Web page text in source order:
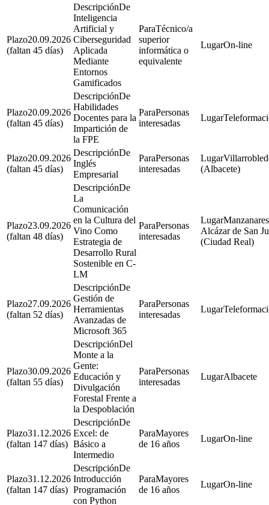
20.09.2026
(faltan 45 días)
De
Inteligencia
Artificial y
Ciberseguridad
Aplicada
Mediante
Entornos
Gamificados
Técnico/a
superior
informática o
equivalente
On-line
20.09.2026
(faltan 45 días)
De
Habilidades
Docentes para la
Impartición de
la FPE
Personas
interesadas
20.09.2026
(faltan 45 días)
De
Inglés
Empresarial
Personas
interesadas
(Albacete)
23.09.2026
(faltan 48 días)
De
La
Comunicación
en la Cultura del
Vino Como
Estrategia de
Desarrollo Rural
Sostenible en C-
LM
Personas
interesadas
Alcázar de San
(Ciudad Real)
27.09.2026
(faltan 52 días)
De
Gestión de
Herramientas
Avanzadas de
Microsoft 365
Personas
interesadas
30.09.2026
(faltan 55 días)
Del
Monte a la
Gente:
Educación y
Divulgación
Forestal Frente a
la Despoblación
Personas
interesadas
Albacete
31.12.2026
(faltan 147 días)
De
Excel: de
Básico a
Intermedio
Mayores
de 16 años
On-line
31.12.2026
(faltan 147 días)
De
Introducción
Programación
con Python
Mayores
de 16 años
On-line